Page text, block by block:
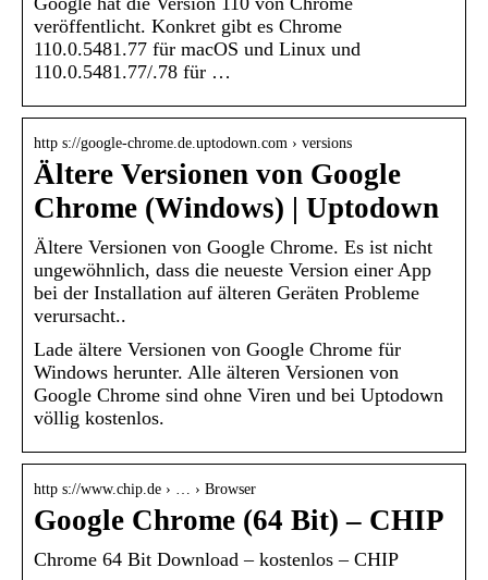
veröffentlicht. Konkret gibt es Chrome
110.0.5481.77 für macOS und Linux und
110.0.5481.77/.78 für …
http s://google-chrome.de.uptodown.com › versions
Ältere Versionen von Google
Chrome (Windows) | Uptodown
Ältere Versionen von Google Chrome. Es ist nicht
ungewöhnlich, dass die neueste Version einer App
bei der Installation auf älteren Geräten Probleme
verursacht..
Lade ältere Versionen von Google Chrome für
Windows herunter. Alle älteren Versionen von
Google Chrome sind ohne Viren und bei Uptodown
völlig kostenlos.
http s://www.chip.de › … › Browser
Google Chrome (64 Bit) – CHIP
Chrome 64 Bit Download – kostenlos – CHIP